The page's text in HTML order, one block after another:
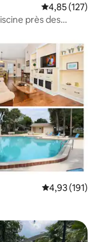
Évaluation
4,85 (127)
près des
Évaluation
4,93 (191)